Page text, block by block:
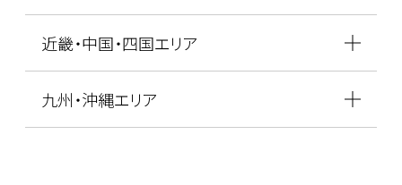
近畿・中国・四国エリア
九州・沖縄エリア